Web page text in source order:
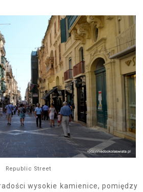
Republic Street
wysokie kamienice, pomiędzy